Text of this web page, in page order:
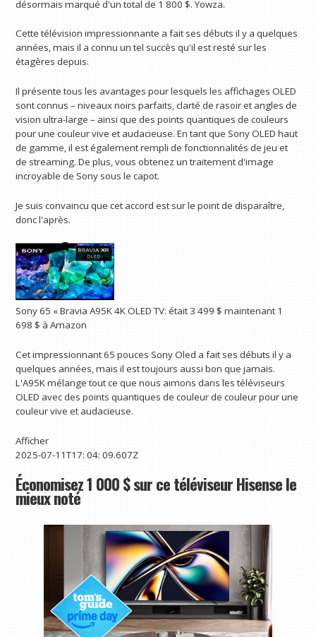
désormais marqué d'un total de 1 800 $. Yowza.
Cette télévision impressionnante a fait ses débuts il y a quelques
années, mais il a connu un tel succès qu'il est resté sur les
étagères depuis.
Il présente tous les avantages pour lesquels les affichages OLED
sont connus – niveaux noirs parfaits, clarté de rasoir et angles de
vision ultra-large – ainsi que des points quantiques de couleurs
pour une couleur vive et audacieuse. En tant que Sony OLED haut
de gamme, il est également rempli de fonctionnalités de jeu et
de streaming. De plus, vous obtenez un traitement d'image
incroyable de Sony sous le capot.
Je suis convaincu que cet accord est sur le point de disparaître,
donc l'après.
Sony 65 « Bravia A95K 4K OLED TV: était 3 499 $ maintenant 1
698 $ à Amazon
Cet impressionnant 65 pouces Sony Oled a fait ses débuts il y a
quelques années, mais il est toujours aussi bon que jamais.
L'A95K mélange tout ce que nous aimons dans les téléviseurs
OLED avec des points quantiques de couleur de couleur pour une
couleur vive et audacieuse.
Afficher
2025-07-11T17: 04: 09.607Z
Économisez 1 000 $ sur ce téléviseur Hisense le
mieux noté